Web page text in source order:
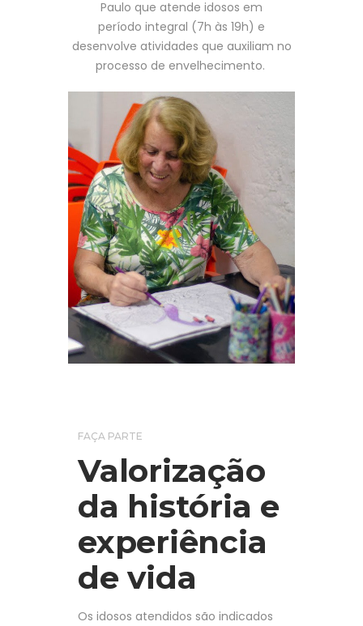
Paulo que atende idosos em
período integral (7h às 19h) e
desenvolve atividades que auxiliam no
processo de envelhecimento.
FAÇA PARTE
Valorização
da história e
experiência
de vida
Os idosos atendidos são indicados